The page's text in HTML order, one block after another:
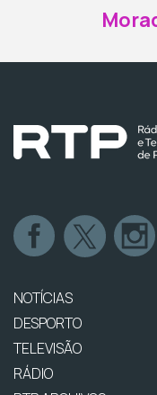
NOTÍCIAS
DESPORTO
TELEVISÃO
RÁDIO